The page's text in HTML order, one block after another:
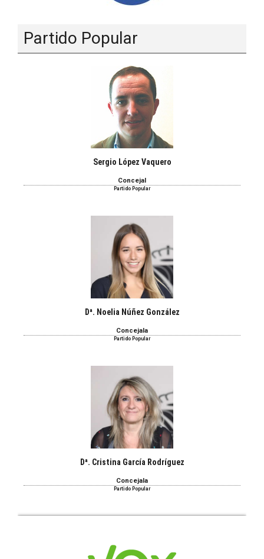
Partido Popular
Sergio López Vaquero
Concejal
Partido Popular
Dª. Noelia Núñez González
Concejala
Partido Popular
Dª. Cristina García Rodríguez
Concejala
Partido Popular